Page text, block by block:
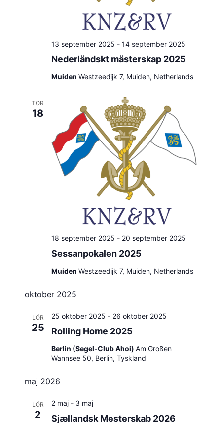
Nederländskt mästerskap 2025
13 september 2025 - 14 september 2025
Muiden Westzeedijk 7, Muiden, Netherlands
TOR
18
Sessanpokalen 2025
18 september 2025 - 20 september 2025
Muiden Westzeedijk 7, Muiden, Netherlands
oktober 2025
LÖR
25 Rolling Home 2025
25 oktober 2025 - 26 oktober 2025
Berlin (Segel-Club Ahoi) Am Großen
Wannsee 50, Berlin, Tyskland
maj 2026
LÖR
2 Sjællandsk Mesterskab 2026
2 maj- 3 maj